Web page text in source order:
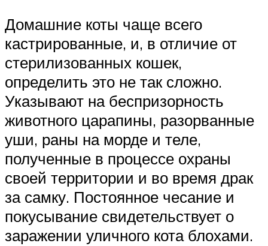
Домашние коты чаще всего
кастрированные, и, в отличие от
стерилизованных кошек,
определить это не так сложно.
Указывают на беспризорность
животного царапины, разорванные
уши, раны на морде и теле,
полученные в процессе охраны
своей территории и во время драк
за самку. Постоянное чесание и
покусывание свидетельствует о
заражении уличного кота блохами.